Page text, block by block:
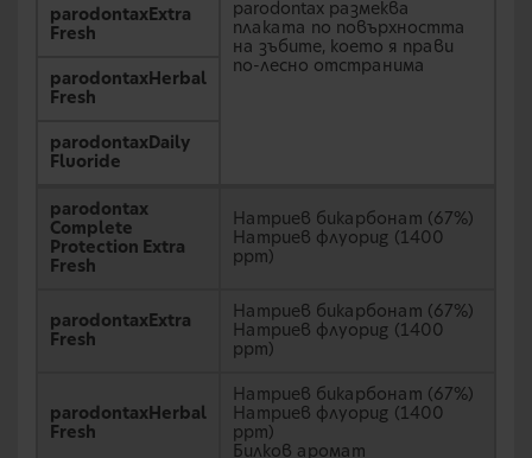
parodontax размеква
плаката по повърхността
на зъбите, което я прави
по-лесно отстранима
parodontaxExtra
Fresh
parodontaxHerbal
Fresh
parodontaxDaily
Fluoride
parodontax
Complete
Protection Extra
Fresh
Натриев бикарбонат (67%)
Натриев флуорид (1400
ppm)
parodontaxExtra
Fresh
Натриев бикарбонат (67%)
Натриев флуорид (1400
ppm)
parodontaxHerbal
Fresh
Натриев бикарбонат (67%)
Натриев флуорид (1400
ppm)
Билков аромат